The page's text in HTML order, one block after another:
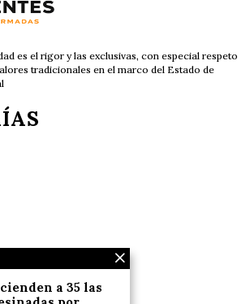
es el rigor y las exclusivas, con especial respeto
tradicionales en el marco del Estado de
España
a 35 las